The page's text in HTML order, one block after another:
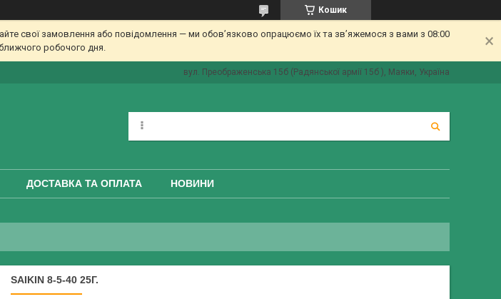
Кошик
свої замовлення або повідомлення — ми обов’язково опрацюємо їх та зв’яжемося з вами з 08:00
робочого дня.
вул. Преображенська 15б (Радянської армії 15б ), Маяки, Україна
ДОСТАВКА ТА ОПЛАТА НОВИНИ
SAIKIN 8-5-40 25Г.